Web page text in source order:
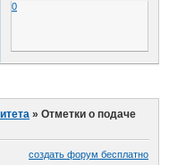
0
»Отметки о подаче
создать форум бесплатно